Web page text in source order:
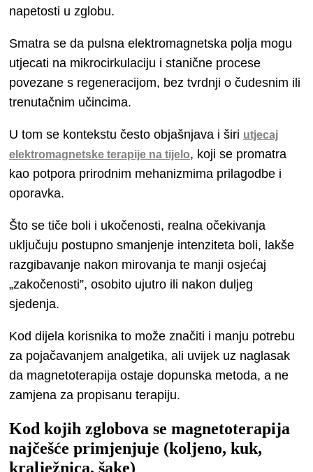
napetosti u zglobu.
Smatra se da pulsna elektromagnetska polja mogu
utjecati na mikrocirkulaciju i stanične procese
povezane s regeneracijom, bez tvrdnji o čudesnim ili
trenutačnim učincima.
U tom se kontekstu često objašnjava i širi utjecaj
elektromagnetske terapije na tijelo, koji se promatra
kao potpora prirodnim mehanizmima prilagodbe i
oporavka.
Što se tiče boli i ukočenosti, realna očekivanja
uključuju postupno smanjenje intenziteta boli, lakše
razgibavanje nakon mirovanja te manji osjećaj
„zakočenosti”, osobito ujutro ili nakon duljeg
sjedenja.
Kod dijela korisnika to može značiti i manju potrebu
za pojačavanjem analgetika, ali uvijek uz naglasak
da magnetoterapija ostaje dopunska metoda, a ne
zamjena za propisanu terapiju.
Kod kojih zglobova se magnetoterapija
najčešće primjenjuje (koljeno, kuk,
kralježnica, šake)